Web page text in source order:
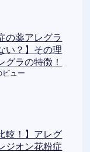
の薬アレグラ
い？】その理
グラの特徴！
ビュー
較！】アレグ
ジオン花粉症